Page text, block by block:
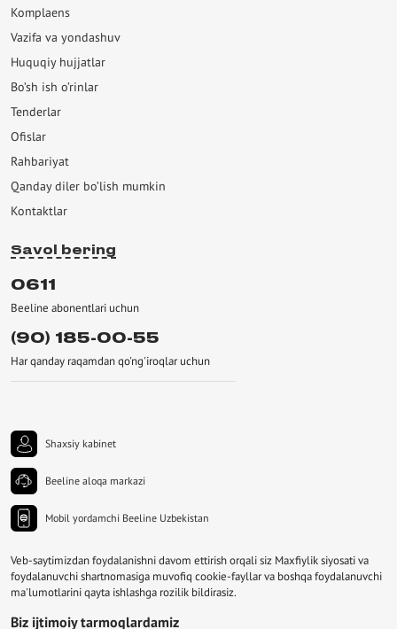
Music
Komplaens
Vazifa va yondashuv
Huquqiy hujjatlar
Bo’sh ish o’rinlar
Tenderlar
Ofislar
Rahbariyat
Qanday diler bo’lish mumkin
Kontaktlar
Savol bering
0611
Beeline abonentlari uchun
(90) 185-00-55
Har qanday raqamdan qo'ng'iroqlar uchun
Shaxsiy kabinet
Beeline aloqa markazi
Mobil yordamchi Beeline Uzbekistan
Veb-saytimizdan foydalanishni davom ettirish orqali siz Maxfiylik siyosati va
foydalanuvchi shartnomasiga muvofiq cookie-fayllar va boshqa foydalanuvchi
ma'lumotlarini qayta ishlashga rozilik bildirasiz.
Biz ijtimoiy tarmoqlardamiz